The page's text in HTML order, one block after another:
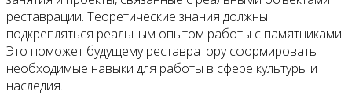
реставрации. Теоретические знания должны
подкрепляться реальным опытом работы с памятниками.
Это поможет будущему реставратору сформировать
необходимые навыки для работы в сфере культуры и
наследия.